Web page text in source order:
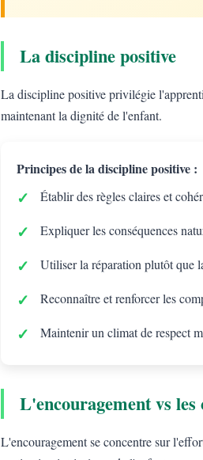
La discipline positive
La discipline positive privilégie
maintenant la dignité de l'enfant.
Principes de la discipline positive :
Établir des règles claires et
Expliquer les conséquences
Utiliser la réparation plutôt que
Reconnaître et renforcer les
Maintenir un climat de respect
L'encouragement vs
L'encouragement se concentre sur